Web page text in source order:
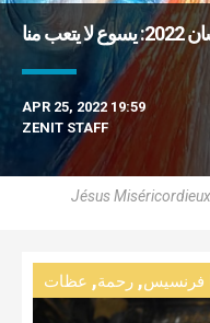
APR 25, 2022 19:59
ZENIT STAFF
Jésus
فرنسيس, رحمة, عظات